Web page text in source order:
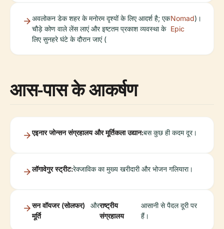
अवलोकन डेक शहर के मनोरम दृश्यों के लिए आदर्श है; एक
चौड़े कोण वाले लेंस लाएं और इष्टतम प्रकाश व्यवस्था के
लिए सुनहरे घंटे के दौरान जाएं (
Nomad
Epic
)।
आस-पास के आकर्षण
एइनार जोन्सन संग्रहालय और मूर्तिकला उद्यान:बस कुछ ही कदम दूर।
लॉगावेगुर स्ट्रीट:रेक्जाविक का मुख्य खरीदारी और भोजन गलियारा।
सन वॉयजर (सोलफर)
मूर्ति
औरराष्ट्रीय
संग्रहालय
आसानी से पैदल दूरी पर
हैं।